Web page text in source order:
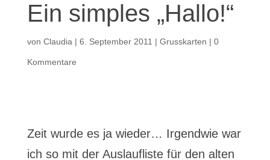
Ein simples „Hallo!“
von Claudia | 6. September 2011 | Grusskarten | 0
Kommentare
Zeit wurde es ja wieder… Irgendwie war
ich so mit der Auslaufliste für den alten